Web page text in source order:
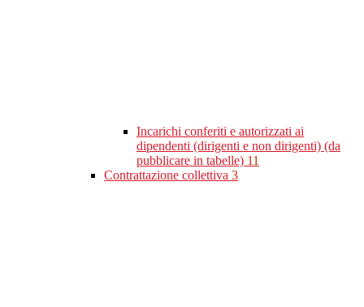
Incarichi conferiti e autorizzati ai
dipendenti (dirigenti e non dirigenti) (da
pubblicare in tabelle) 11
Contrattazione collettiva 3